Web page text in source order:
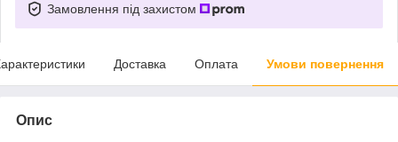
Замовлення під захистом
Доставка Оплата Умови повернення
Опис